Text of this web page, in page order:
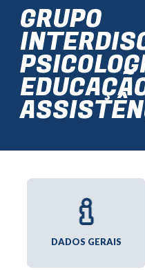
GRUPO
DADOS GERAIS